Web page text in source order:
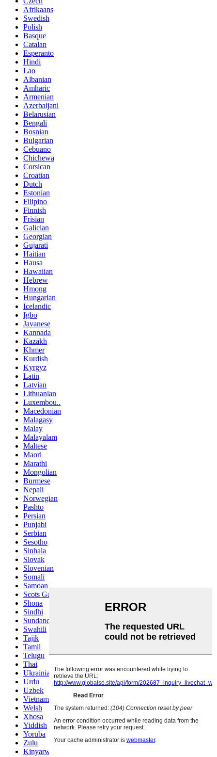
Afrikaans
Swedish
Polish
Basque
Catalan
Esperanto
Hindi
Lao
Albanian
Amharic
Armenian
Azerbaijani
Belarusian
Bengali
Bosnian
Bulgarian
Cebuano
Chichewa
Corsican
Croatian
Dutch
Estonian
Filipino
Finnish
Frisian
Galician
Georgian
Gujarati
Haitian
Hausa
Hawaiian
Hebrew
Hmong
Hungarian
Icelandic
Igbo
Javanese
Kannada
Kazakh
Khmer
Kurdish
Kyrgyz
Latin
Latvian
Lithuanian
Luxembou..
Macedonian
Malagasy
Malay
Malayalam
Maltese
Maori
Marathi
Mongolian
Burmese
Nepali
Norwegian
Pashto
Persian
Punjabi
Serbian
Sesotho
Sinhala
Slovak
Slovenian
Somali
Samoan
Scots Gaelic
Shona
Sindhi
Sundanese
Swahili
Tajik
Tamil
Telugu
Thai
Ukrainian
Urdu
Uzbek
Vietnamese
Welsh
Xhosa
Yiddish
Yoruba
Zulu
Kinyarwanda